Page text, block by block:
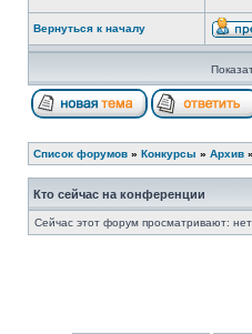
Вернуться к началу
Список форумов » Конкурсы » Архив »
Кто сейчас на конференции
Сейчас этот форум просматривают: